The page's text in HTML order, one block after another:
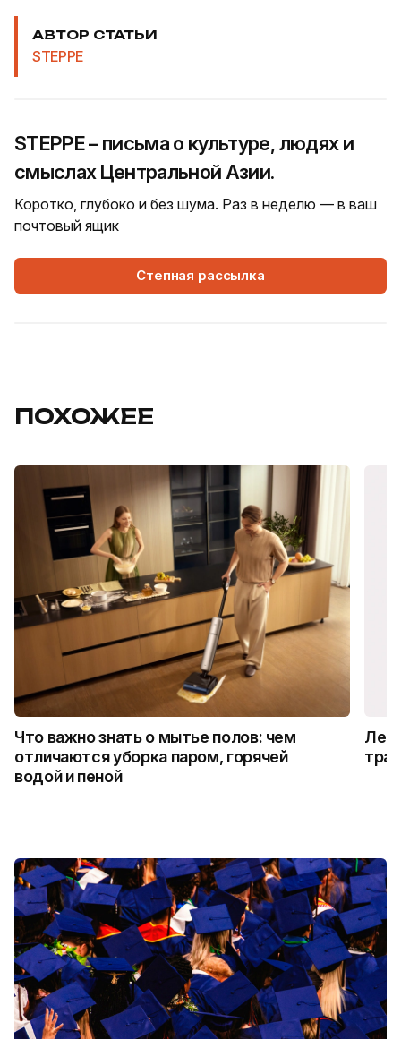
АВТОР СТАТЬИ
STEPPE
STEPPE – письма о культуре, людях и
смыслах Центральной Азии.
Коротко, глубоко и без шума. Раз в неделю — в ваш
почтовый ящик
Степная рассылка
ПОХОЖЕЕ
Что важно знать о мытье полов: чем
отличаются уборка паром, горячей
водой и пеной